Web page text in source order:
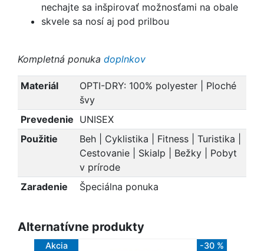
nechajte sa inšpirovať možnosťami na obale
skvele sa nosí aj pod prilbou
Kompletná ponuka doplnkov
Materiál
OPTI-DRY: 100% polyester | Ploché
švy
Prevedenie UNISEX
Použitie
Beh | Cyklistika | Fitness | Turistika |
Cestovanie | Skialp | Bežky | Pobyt
v prírode
Zaradenie
Špeciálna ponuka
Alternatívne produkty
Akcia -30 %